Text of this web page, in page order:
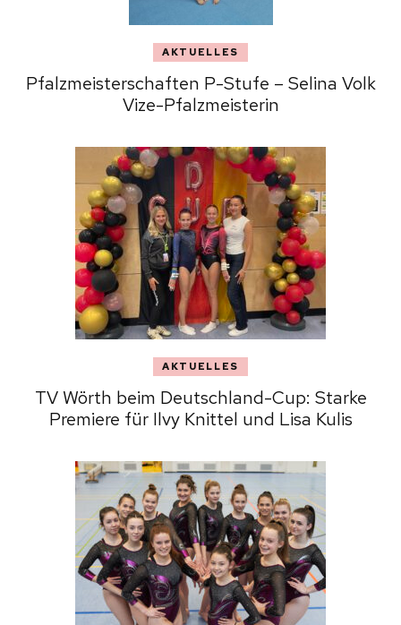
AKTUELLES
Pfalzmeisterschaften P-Stufe – Selina Volk
Vize-Pfalzmeisterin
AKTUELLES
TV Wörth beim Deutschland-Cup: Starke
Premiere für Ilvy Knittel und Lisa Kulis